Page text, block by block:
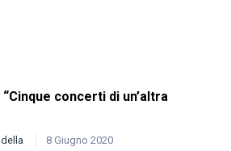
concerti di un’altra
8 Giugno 2020